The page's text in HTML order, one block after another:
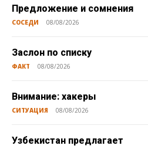
Предложение и сомнения
СОСЕДИ 08/08/2026
Заслон по списку
ФАКТ 08/08/2026
Внимание: хакеры
СИТУАЦИЯ 08/08/2026
Узбекистан предлагает